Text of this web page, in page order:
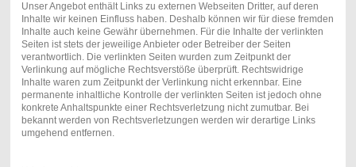
Unser Angebot enthält Links zu externen Webseiten Dritter, auf deren
Inhalte wir keinen Einfluss haben. Deshalb können wir für diese fremden
Inhalte auch keine Gewähr übernehmen. Für die Inhalte der verlinkten
Seiten ist stets der jeweilige Anbieter oder Betreiber der Seiten
verantwortlich. Die verlinkten Seiten wurden zum Zeitpunkt der
Verlinkung auf mögliche Rechtsverstöße überprüft. Rechtswidrige
Inhalte waren zum Zeitpunkt der Verlinkung nicht erkennbar. Eine
permanente inhaltliche Kontrolle der verlinkten Seiten ist jedoch ohne
konkrete Anhaltspunkte einer Rechtsverletzung nicht zumutbar. Bei
bekannt werden von Rechtsverletzungen werden wir derartige Links
umgehend entfernen.